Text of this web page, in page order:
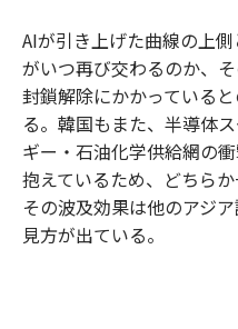
AIが引き上げた曲線の上
がいつ再び交わるのか、
封鎖解除にかかっている
る。韓国もまた、半導体
ギー・石油化学供給網の
抱えているため、どちら
その波及効果は他のアジ
見方が出ている。